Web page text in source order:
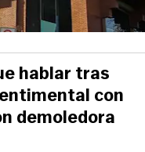
hablar tras
con
demoledora